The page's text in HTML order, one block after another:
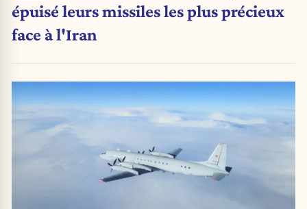
épuisé leurs missiles les plus précieux
face à l'Iran